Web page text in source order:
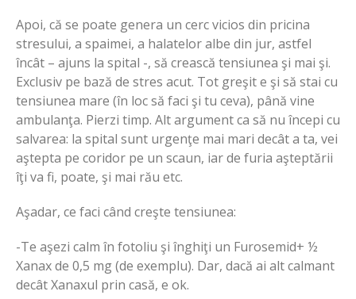
Apoi, că se poate genera un cerc vicios din pricina
stresului, a spaimei, a halatelor albe din jur, astfel
încât – ajuns la spital -, să crească tensiunea şi mai şi.
Exclusiv pe bază de stres acut. Tot greşit e şi să stai cu
tensiunea mare (în loc să faci şi tu ceva), până vine
ambulanţa. Pierzi timp. Alt argument ca să nu începi cu
salvarea: la spital sunt urgenţe mai mari decât a ta, vei
aştepta pe coridor pe un scaun, iar de furia aşteptării
îţi va fi, poate, şi mai rău etc.
Aşadar, ce faci când creşte tensiunea:
-Te aşezi calm în fotoliu şi înghiţi un Furosemid+ ½
Xanax de 0,5 mg (de exemplu). Dar, dacă ai alt calmant
decât Xanaxul prin casă, e ok.